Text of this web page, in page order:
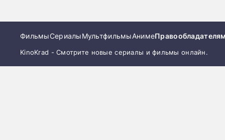
ФильмыСериалыМультфильмыАниме
KinoKrad - Смотрите новые сериалы и фильмы онлайн.